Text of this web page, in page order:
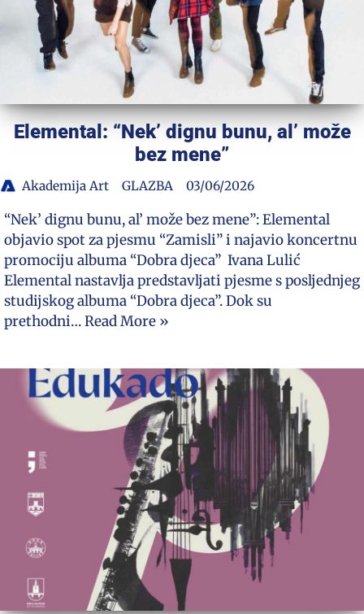
Elemental: “Nek’ dignu bunu, al’ može
bez mene”
Akademija Art GLAZBA 03/06/2026
“Nek’ dignu bunu, al’ može bez mene”: Elemental
objavio spot za pjesmu “Zamisli” i najavio koncertnu
promociju albuma “Dobra djeca” Ivana Lulić
Elemental nastavlja predstavljati pjesme s posljednjeg
studijskog albuma “Dobra djeca”. Dok su
prethodni…Read More »